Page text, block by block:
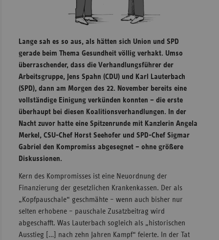
Lange sah es so aus, als hätten sich Union und SPD
gerade beim Thema Gesundheit völlig verhakt. Umso
überraschender, dass die Verhandlungsführer der
Arbeitsgruppe, Jens Spahn (CDU) und Karl Lauterbach
(SPD), dann am Morgen des 22. November bereits eine
vollständige Einigung verkünden konnten – die erste
überhaupt bei diesen Koalitionsverhandlungen. In der
Nacht zuvor hatte eine Spitzenrunde mit Kanzlerin Angela
Merkel, CSU-Chef Horst Seehofer und SPD-Chef Sigmar
Gabriel den Kompromiss abgesegnet – ohne größere
Diskussionen.
Kern des Kompromisses ist eine Neuordnung der
Finanzierung der gesetzlichen Krankenkassen. Der als
„Kopfpauschale“ geschmähte – wenn auch bisher nur
selten erhobene – pauschale Zusatzbeitrag wird
abgeschafft. Was Lauterbach sogleich als „historischen
Ausstieg […] nach zehn Jahren Kampf“ feierte. In der Tat